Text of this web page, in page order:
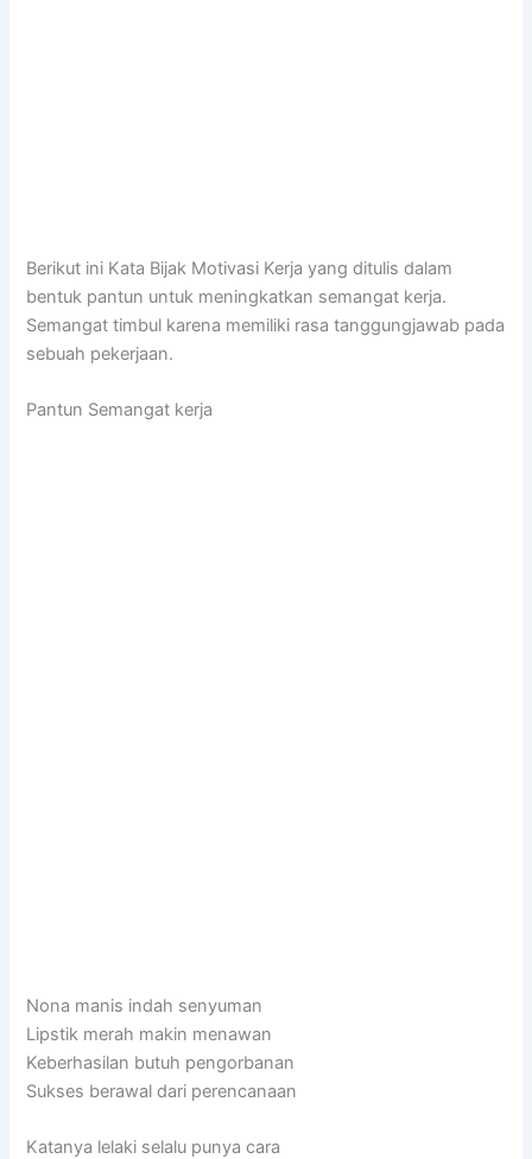
Berikut ini Kata Bijak Motivasi Kerja yang ditulis dalam
bentuk pantun untuk meningkatkan semangat kerja.
Semangat timbul karena memiliki rasa tanggungjawab pada
sebuah pekerjaan.
Pantun Semangat kerja
Nona manis indah senyuman
Lipstik merah makin menawan
Keberhasilan butuh pengorbanan
Sukses berawal dari perencanaan
Katanya lelaki selalu punya cara